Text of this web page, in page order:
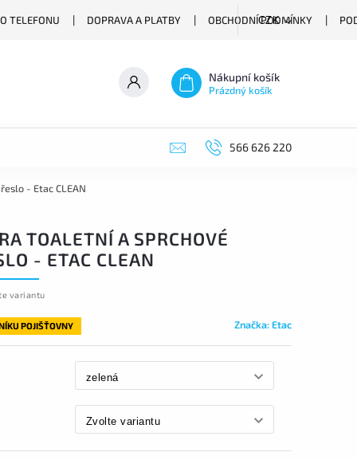
TELEFONU DOPRAVA A PLATBY OBCHODNÍ PODMÍNKY
CZK
Nákupní košík
Prázdný košík
566 626 220
- Etac CLEAN
TOALETNÍ A SPRCHOVÉ
- ETAC CLEAN
variantu
POJIŠŤOVNY Značka:Etac